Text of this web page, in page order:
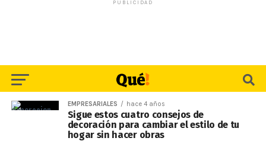
PUBLICIDAD
EMPRESARIALES hace 4 años
Sigue estos cuatro consejos de
decoración para cambiar el estilo de tu
hogar sin hacer obras